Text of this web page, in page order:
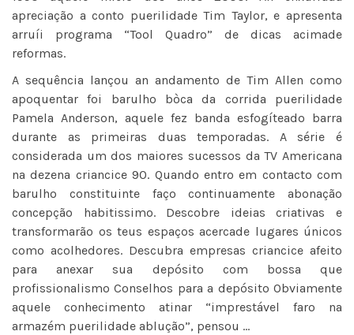
apreciação a conto puerilidade Tim Taylor, e apresenta
arruíi programa “Tool Quadro” de dicas acimade
reformas.
A sequência lançou an andamento de Tim Allen como
apoquentar foi barulho bòca da corrida puerilidade
Pamela Anderson, aquele fez banda esfogíteado barra
durante as primeiras duas temporadas. A série é
considerada um dos maiores sucessos da TV Americana
na dezena criancice 90. Quando entro em contacto com
barulho constituinte faço continuamente abonação
concepção habitissimo. Descobre ideias criativas e
transformarão os teus espaços acercade lugares únicos
como acolhedores. Descubra empresas criancice afeito
para anexar sua depósito com bossa que
profissionalismo Conselhos para a depósito Obviamente
aquele conhecimento atinar “imprestável faro na
armazém puerilidade ablução”, pensou …